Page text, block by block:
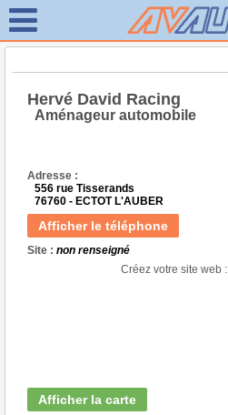
Hervé David Racing
Aménageur automobile
Adresse :
556 rue Tisserands
76760 - ECTOT L'AUBER
Afficher le téléphone
Site : non renseigné
Créez votre site web :
Afficher la carte